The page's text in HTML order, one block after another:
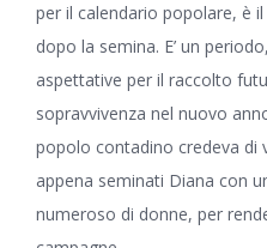
per il calendario popolare, è
dopo la semina. E’ un
aspettative per il raccolto
sopravvivenza nel nuovo
popolo contadino credeva di
appena seminati Diana con
numeroso di donne, per